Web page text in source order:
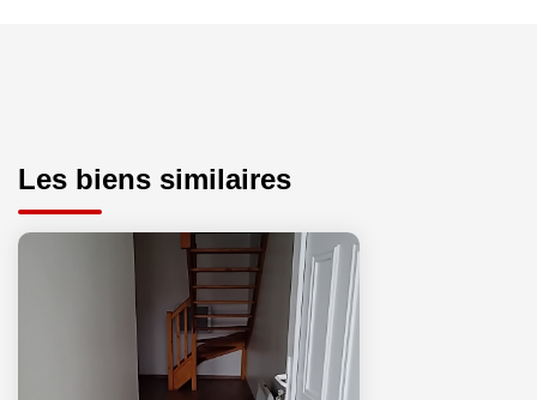
Les biens similaires